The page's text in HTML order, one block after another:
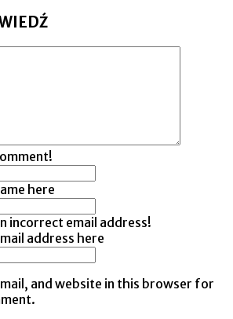
here
incorrect email address!
address here
and website in this browser for